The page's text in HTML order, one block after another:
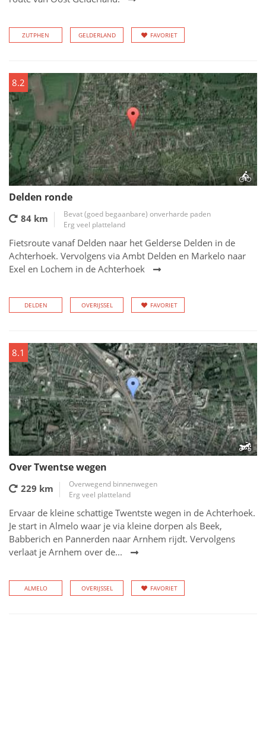
ZUTPHEN GELDERLAND FAVORIET
8.2
Delden ronde
84 km
Bevat (goed begaanbare) onverharde paden
Erg veel platteland
Fietsroute vanaf Delden naar het Gelderse Delden in de
Achterhoek. Vervolgens via Ambt Delden en Markelo naar
Exel en Lochem in de Achterhoek
DELDEN OVERIJSSEL FAVORIET
8.1
Over Twentse wegen
229 km
Overwegend binnenwegen
Erg veel platteland
Ervaar de kleine schattige Twentste wegen in de Achterhoek.
Je start in Almelo waar je via kleine dorpen als Beek,
Babberich en Pannerden naar Arnhem rijdt. Vervolgens
verlaat je Arnhem over de...
ALMELO OVERIJSSEL FAVORIET